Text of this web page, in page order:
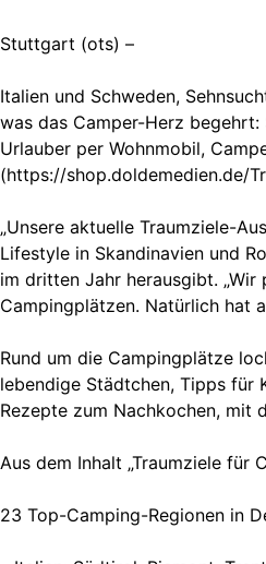
Stuttgart (ots) –
Italien und Schweden,
was das Camper-Herz begehrt:
Urlauber per Wohnmobil,
(https://shop.doldemedien.de/
„Unsere aktuelle Traumziele-
Lifestyle in Skandinavien und
im dritten Jahr herausgibt.
Campingplätzen. Natürlich hat
Rund um die Campingplätze
lebendige Städtchen, Tipps für
Rezepte zum Nachkochen, mit
Aus dem Inhalt „Traumziele für
23 Top-Camping-Regionen in